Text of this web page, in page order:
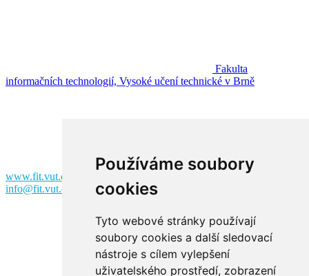
Používáme soubory
cookies
Tyto webové stránky používají
soubory cookies a další sledovací
nástroje s cílem vylepšení
uživatelského prostředí, zobrazení
Fakulta
informačních technologií, Vysoké učení technické v Brně
www.fit.vut.cz
info@fit.vut.cz